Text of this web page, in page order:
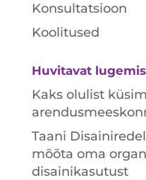
Konsultatsioon
Koolitused
Huvitavat
Kaks olulist
Taani
mõõta oma
disainikasutust